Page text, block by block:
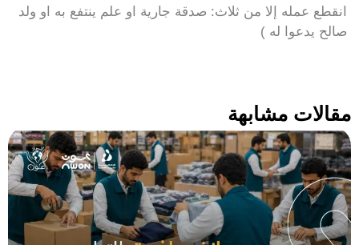
انقطع عمله إلا من ثلاث: صدقة جارية او علم ينتفع به او ولد
صالح يدعوا له )
مقالات مشابهة